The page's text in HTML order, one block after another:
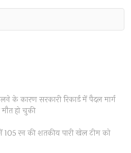
के कारण सरकारी रिकार्ड में पैदल मार्ग
हो चुकी
105 रन की शतकीय पारी खेल टीम को